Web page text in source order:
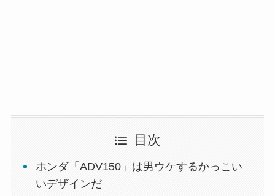
目次
ホンダ「ADV150」は男ウケするかっこい
いデザインだ